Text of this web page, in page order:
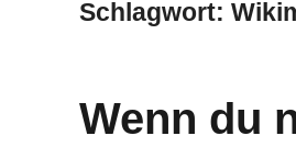
Schlagwort:
Wenn du